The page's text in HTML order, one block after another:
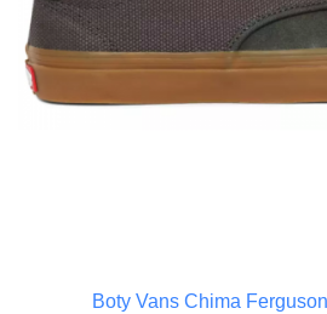
Boty Vans Chima